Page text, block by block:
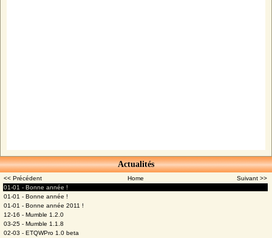
Actualités
<< Précédent Home
Suivant >>
01-01 - Bonne année !
01-01 - Bonne année !
01-01 - Bonne année 2011 !
12-16 - Mumble 1.2.0
03-25 - Mumble 1.1.8
02-03 - ETQWPro 1.0 beta